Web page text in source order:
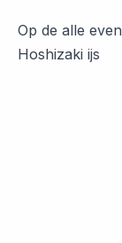
Op de alle
Hoshizaki ijs